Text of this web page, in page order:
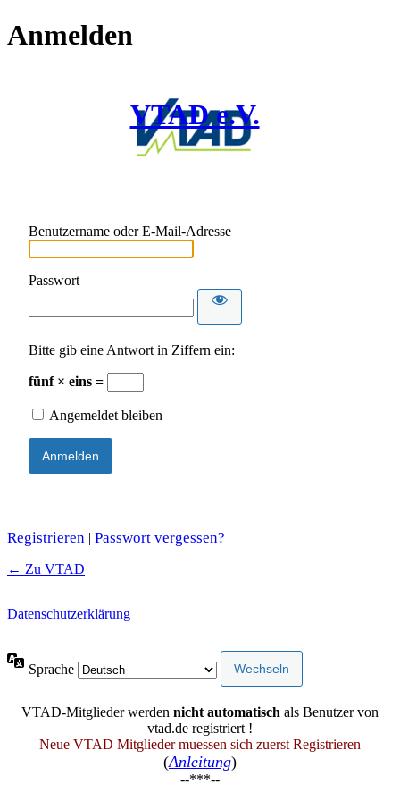
Anmelden
VTAD e.V.
Benutzername oder E-Mail-Adresse
Passwort
Bitte gib eine Antwort in Ziffern ein:
fünf × eins =
Angemeldet bleiben
Registrieren | Passwort vergessen?
← Zu VTAD
Datenschutzerklärung
Sprache
VTAD-Mitglieder werden nicht automatisch als Benutzer von
vtad.de registriert !
Neue VTAD Mitglieder muessen sich zuerst Registrieren
(Anleitung)
--***--